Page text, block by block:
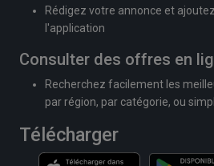
Rédigez votre annonce et
l'application
Consulter des offres en
Recherchez facilement les
par région, par catégorie, ou
Télécharger